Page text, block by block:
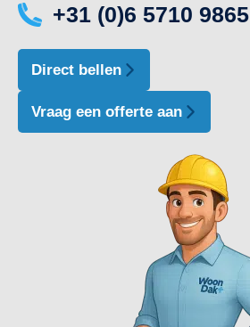
+31 (0)6 5710 9865
Direct bellen
Vraag een offerte aan